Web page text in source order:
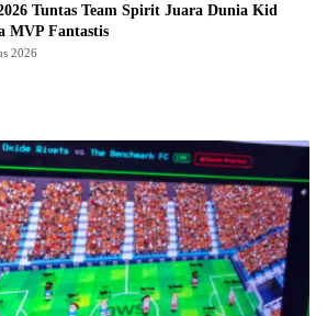
Tuntas Team Spirit Juara Dunia Kid
MVP Fantastis
2026